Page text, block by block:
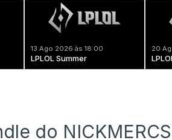
13 Ago 2026 às 18:00
LPLOL Summer
20
do